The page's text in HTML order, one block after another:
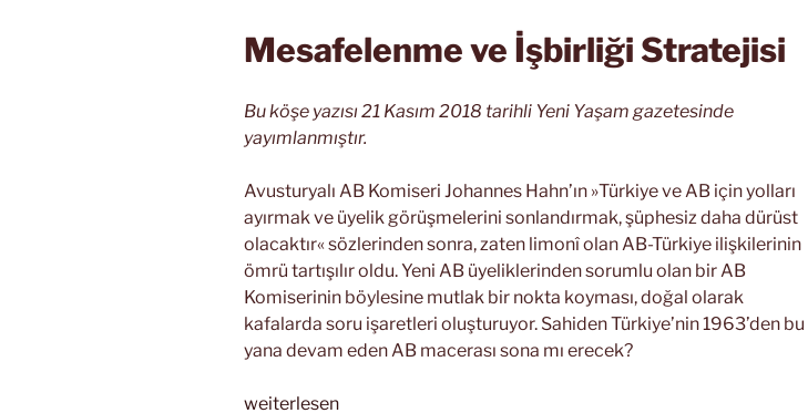
Mesafelenme ve İşbirliği Stratejisi
Bu köşe yazısı 21 Kasım 2018 tarihli Yeni Yaşam gazetesinde
yayımlanmıştır.
Avusturyalı AB Komiseri Johannes Hahn’ın »Türkiye ve AB için yolları
ayırmak ve üyelik görüşmelerini sonlandırmak, şüphesiz daha dürüst
olacaktır« sözlerinden sonra, zaten limonî olan AB-Türkiye ilişkilerinin
ömrü tartışılır oldu. Yeni AB üyeliklerinden sorumlu olan bir AB
Komiserinin böylesine mutlak bir nokta koyması, doğal olarak
kafalarda soru işaretleri oluşturuyor. Sahiden Türkiye’nin 1963’den bu
yana devam eden AB macerası sona mı erecek?
„Mesafelenme
weiterlesen